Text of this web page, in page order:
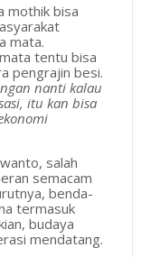
mothik bisa
mata.
tentu bisa
pengrajin besi.
nanti kalau
itu kan bisa
salah
semacam
benda-
termasuk
budaya
mendatang.